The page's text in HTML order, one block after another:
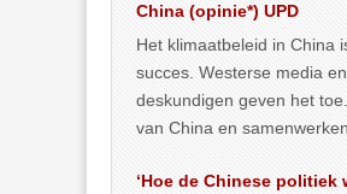
China (opinie*) UPD
Het klimaatbeleid in China
succes. Westerse media en
deskundigen geven het
van China en
… >> lees meer
‘Hoe de Chinese politiek